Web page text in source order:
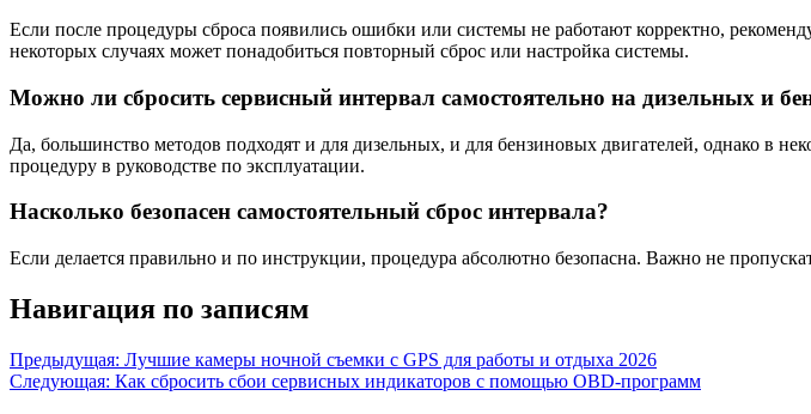
Если после процедуры сброса появились ошибки или системы не работают корректно,
некоторых случаях может понадобиться повторный сброс или настройка системы.
Можно ли сбросить сервисный интервал самостоятельно на дизельных и
Да, большинство методов подходят и для дизельных, и для бензиновых двигателей, однако в
процедуру в руководстве по эксплуатации.
Насколько безопасен самостоятельный сброс интервала?
Если делается правильно и по инструкции, процедура абсолютно безопасна. Важно не
Навигация по записям
Предыдущая: Лучшие камеры ночной съемки с GPS для работы и отдыха 2026
Следующая: Как сбросить сбои сервисных индикаторов с помощью OBD-программ